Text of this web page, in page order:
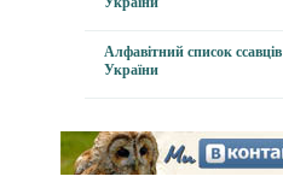
Алфавітний список ссавців
України